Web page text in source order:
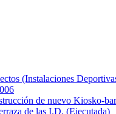
(Instalaciones
de nuevo Kiosko-
de las I.D. (Ejecutada)